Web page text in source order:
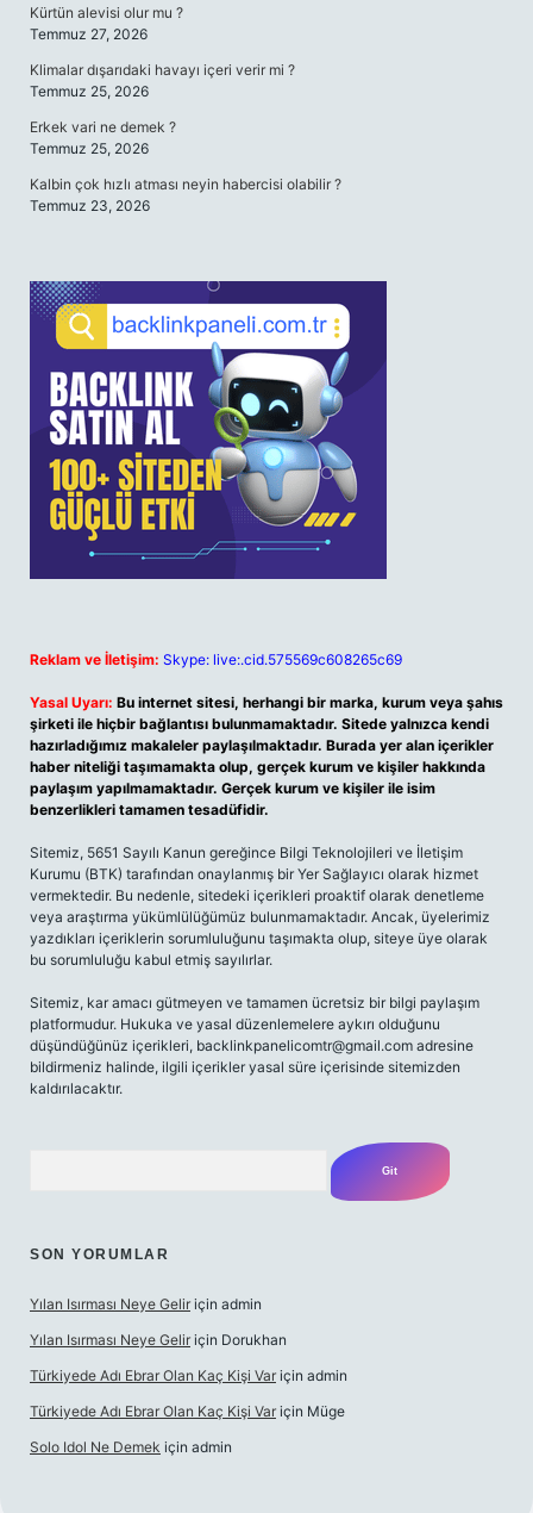
Kürtün alevisi olur mu ?
Temmuz 27, 2026
Klimalar dışarıdaki havayı içeri verir mi ?
Temmuz 25, 2026
Erkek vari ne demek ?
Temmuz 25, 2026
Kalbin çok hızlı atması neyin habercisi olabilir ?
Temmuz 23, 2026
Reklam ve İletişim: Skype: live:.cid.575569c608265c69
Yasal Uyarı: Bu internet sitesi, herhangi bir marka, kurum veya şahıs
şirketi ile hiçbir bağlantısı bulunmamaktadır. Sitede yalnızca kendi
hazırladığımız makaleler paylaşılmaktadır. Burada yer alan içerikler
haber niteliği taşımamakta olup, gerçek kurum ve kişiler hakkında
paylaşım yapılmamaktadır. Gerçek kurum ve kişiler ile isim
benzerlikleri tamamen tesadüfidir.
Sitemiz, 5651 Sayılı Kanun gereğince Bilgi Teknolojileri ve İletişim
Kurumu (BTK) tarafından onaylanmış bir Yer Sağlayıcı olarak hizmet
vermektedir. Bu nedenle, sitedeki içerikleri proaktif olarak denetleme
veya araştırma yükümlülüğümüz bulunmamaktadır. Ancak, üyelerimiz
yazdıkları içeriklerin sorumluluğunu taşımakta olup, siteye üye olarak
bu sorumluluğu kabul etmiş sayılırlar.
Sitemiz, kar amacı gütmeyen ve tamamen ücretsiz bir bilgi paylaşım
platformudur. Hukuka ve yasal düzenlemelere aykırı olduğunu
düşündüğünüz içerikleri, backlinkpanelicomtr@gmail.com adresine
bildirmeniz halinde, ilgili içerikler yasal süre içerisinde sitemizden
kaldırılacaktır.
SON YORUMLAR
Yılan Isırması Neye Gelir için admin
Yılan Isırması Neye Gelir için Dorukhan
Türkiyede Adı Ebrar Olan Kaç Kişi Var için admin
Türkiyede Adı Ebrar Olan Kaç Kişi Var için Müge
Solo Idol Ne Demek için admin